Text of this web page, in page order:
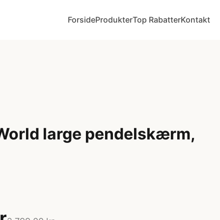
ForsideProdukterTop RabatterKontakt
large pendelskærm,